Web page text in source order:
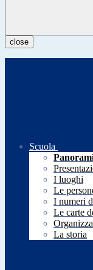
close
Scuola
I luoghi
Le
I numeri
Le carte
La storia